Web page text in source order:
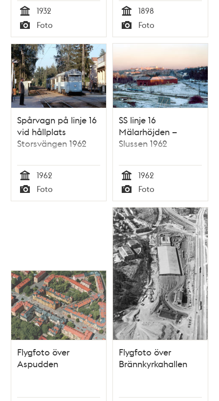
Tid
1932
Typ
Foto
når marken vid
dagens
Pilgrimsvägen i höjd
Aspudden.
Tid
1898
Typ
Foto
Spårvagn på linje 16
vid hållplats
Storsvängen 1962
Tid
1962
Typ
Foto
SS linje 16
Mälarhöjden –
Slussen 1962
Tid
1962
Typ
Foto
Flygfoto över
Aspudden
Flygfoto över
Brännkyrkahallen